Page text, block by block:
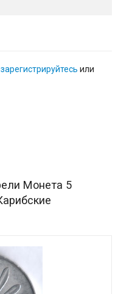
зарегистрируйтесь или
Монета 5